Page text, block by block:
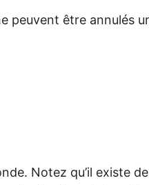
peuvent être annulés
Notez qu’il existe